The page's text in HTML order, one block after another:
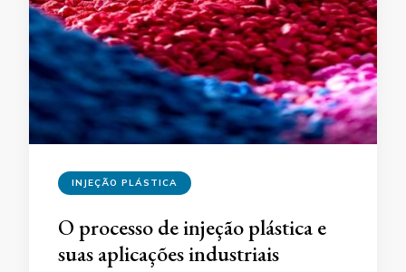
INJEÇÃO PLÁSTICA
O processo de injeção plástica e
suas aplicações industriais